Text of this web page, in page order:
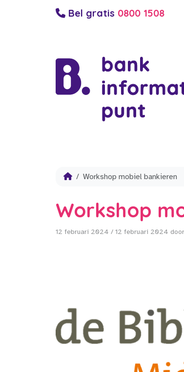
Bel gratis 0800 1508
Workshop mobiel bankieren
Workshop
12 februari 2024 / 12 februari 2024 door